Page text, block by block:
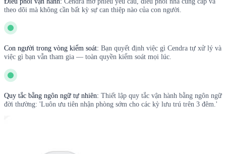
theo dõi mà không cần bất kỳ sự can thiệp nào của con người.
Con người trong vòng kiểm soát: Bạn quyết định việc gì Cendra tự xử lý và
việc gì bạn vẫn tham gia — toàn quyền kiểm soát mọi lúc.
Quy tắc bằng ngôn ngữ tự nhiên: Thiết lập quy tắc vận hành bằng ngôn ngữ
đời thường: 'Luôn ưu tiên nhận phòng sớm cho các kỳ lưu trú trên 3 đêm.'